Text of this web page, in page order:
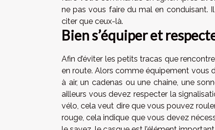
ne pas vous faire du mal en conduisant.
citer que ceux-là.
Bien s’équiper et
Afin d’éviter les petits tracas que
en route. Alors comme équipement vous
à air, un cadenas ou une chaine, une
ailleurs vous devez respecter la
vélo, cela veut dire que vous pouvez
rouge, cela indique que vous devez